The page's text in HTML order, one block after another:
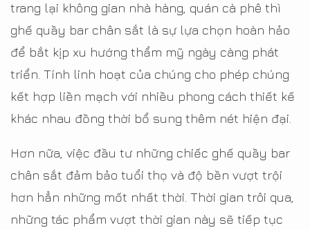
trang lại không gian nhà hàng, quán cà phê thì
ghế quầy bar chân sắt là sự lựa chọn hoàn hảo
để bắt kịp xu hướng thẩm mỹ ngày càng phát
triển. Tính linh hoạt của chúng cho phép chúng
kết hợp liền mạch với nhiều phong cách thiết kế
khác nhau đồng thời bổ sung thêm nét hiện đại.
Hơn nữa, việc đầu tư những chiếc ghế quầy bar
chân sắt đảm bảo tuổi thọ và độ bền vượt trội
hơn hẳn những mốt nhất thời. Thời gian trôi qua,
những tác phẩm vượt thời gian này sẽ tiếp tục